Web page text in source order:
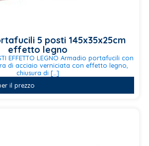
5 posti 145x35x25cm
effetto legno
EFFETTO LEGNO Armadio portafucili con
di acciaio verniciata con effetto legno,
chiusura di […]
il prezzo